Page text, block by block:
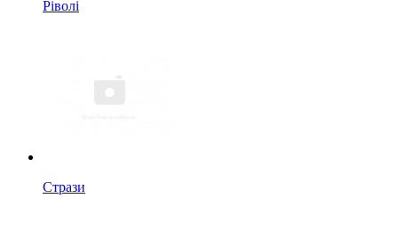
Ріволі
Стрази